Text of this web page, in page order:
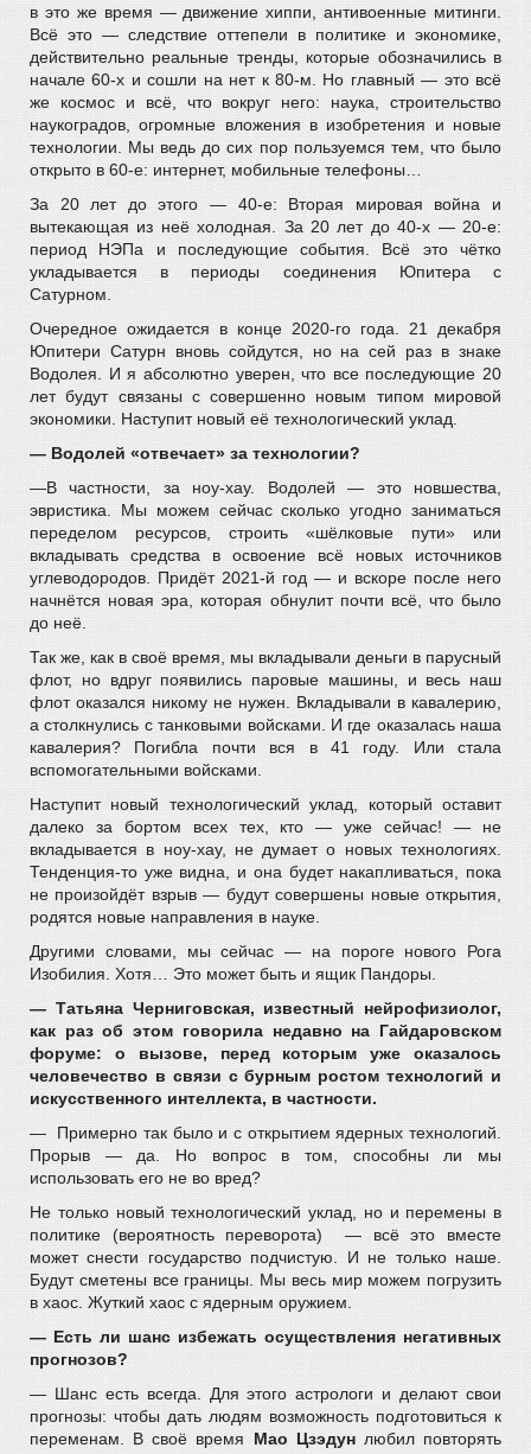
в это же время — движение хиппи, антивоенные митинги.
Всё это — следствие оттепели в политике и экономике,
действительно реальные тренды, которые обозначились в
начале 60-х и сошли на нет к 80-м. Но главный — это всё
же космос и всё, что вокруг него: наука, строительство
наукоградов, огромные вложения в изобретения и новые
технологии. Мы ведь до сих пор пользуемся тем, что было
открыто в 60-е: интернет, мобильные телефоны…
За 20 лет до этого — 40-е: Вторая мировая война и
вытекающая из неё холодная. За 20 лет до 40-х — 20-е:
период НЭПа и последующие события. Всё это чётко
укладывается в периоды соединения Юпитера с
Сатурном.
Очередное ожидается в конце 2020-го года. 21 декабря
Юпитери Сатурн вновь сойдутся, но на сей раз в знаке
Водолея. И я абсолютно уверен, что все последующие 20
лет будут связаны с совершенно новым типом мировой
экономики. Наступит новый её технологический уклад.
— Водолей «отвечает» за технологии?
—В частности, за ноу-хау. Водолей — это новшества,
эвристика. Мы можем сейчас сколько угодно заниматься
переделом ресурсов, строить «шёлковые пути» или
вкладывать средства в освоение всё новых источников
углеводородов. Придёт 2021-й год — и вскоре после него
начнётся новая эра, которая обнулит почти всё, что было
до неё.
Так же, как в своё время, мы вкладывали деньги в парусный
флот, но вдруг появились паровые машины, и весь наш
флот оказался никому не нужен. Вкладывали в кавалерию,
а столкнулись с танковыми войсками. И где оказалась наша
кавалерия? Погибла почти вся в 41 году. Или стала
вспомогательными войсками.
Наступит новый технологический уклад, который оставит
далеко за бортом всех тех, кто — уже сейчас! — не
вкладывается в ноу-хау, не думает о новых технологиях.
Тенденция-то уже видна, и она будет накапливаться, пока
не произойдёт взрыв — будут совершены новые открытия,
родятся новые направления в науке.
Другими словами, мы сейчас — на пороге нового Рога
Изобилия. Хотя… Это может быть и ящик Пандоры.
— Татьяна Черниговская, известный нейрофизиолог,
как раз об этом говорила недавно на Гайдаровском
форуме: о вызове, перед которым уже оказалось
человечество в связи с бурным ростом технологий и
искусственного интеллекта, в частности.
— Примерно так было и с открытием ядерных технологий.
Прорыв — да. Но вопрос в том, способны ли мы
использовать его не во вред?
Не только новый технологический уклад, но и перемены в
политике (вероятность переворота) — всё это вместе
может снести государство подчистую. И не только наше.
Будут сметены все границы. Мы весь мир можем погрузить
в хаос. Жуткий хаос с ядерным оружием.
— Есть ли шанс избежать осуществления негативных
прогнозов?
— Шанс есть всегда. Для этого астрологи и делают свои
прогнозы: чтобы дать людям возможность подготовиться к
переменам. В своё время Мао Цзэдунлюбил повторять